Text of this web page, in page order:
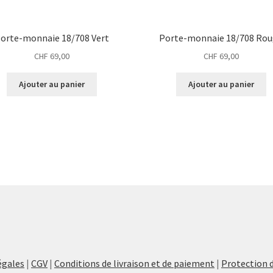
monnaie 18/708 Vert
CHF 69,00
Ajouter au panier
Porte-monnaie 18/708
CHF 69,00
Ajouter au panier
| CGV | Conditions de livraison et de paiement | Protection